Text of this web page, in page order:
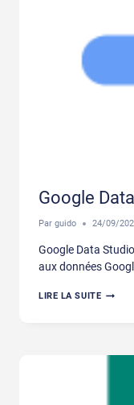
Google
Par guido 24/09/
Google Data
aux données
LIRE LA SUITEGOOGLE